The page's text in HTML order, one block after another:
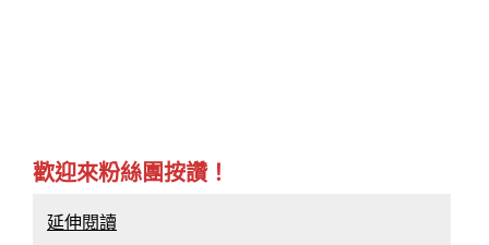
歡迎來粉絲團按讚！
延伸閱讀